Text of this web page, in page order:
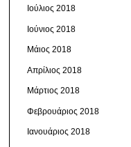
Ιούλιος 2018
Ιούνιος 2018
Μάιος 2018
Απρίλιος 2018
Μάρτιος 2018
Φεβρουάριος 2018
Ιανουάριος 2018